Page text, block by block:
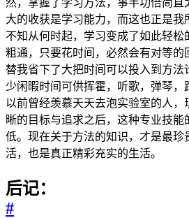
大的收获是学习能力，而这也正是我
不知从何时起，学习变成了如此轻
粗通，只要花时间，必然会有对等的
替我省下了大把时间可以投入到方
少闲暇时间可供挥霍，听歌，弹琴，
以前曾经羡慕天天去泡实验室的人
晰的目标与追求之后，这种专业技能
低。现在关于方法的知识，才是最珍
活，也是真正精彩充实的生活。
后记：
#